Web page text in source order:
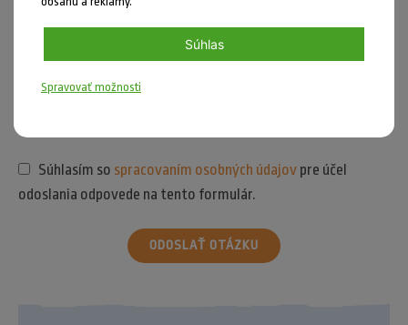
Súhlasím so spracovaním osobných údajov pre účel
odoslania odpovede na tento formulár.
ODOSLAŤ OTÁZKU
Súhlas
Spravovať možnosti